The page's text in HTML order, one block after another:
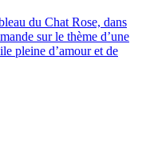
du Chat Rose, dans
sur le thème d’une
pleine d’amour et de